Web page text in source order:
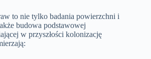
to nie tylko badania powierzchni i
budowa podstawowej
w przyszłości kolonizację